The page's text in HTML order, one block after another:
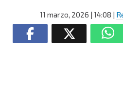
11 marzo, 2026 | 14:08 |